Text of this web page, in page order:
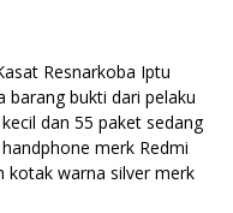
Resnarkoba Iptu
barang bukti dari pelaku
dan 55 paket sedang
merk Redmi
kotak warna silver merk